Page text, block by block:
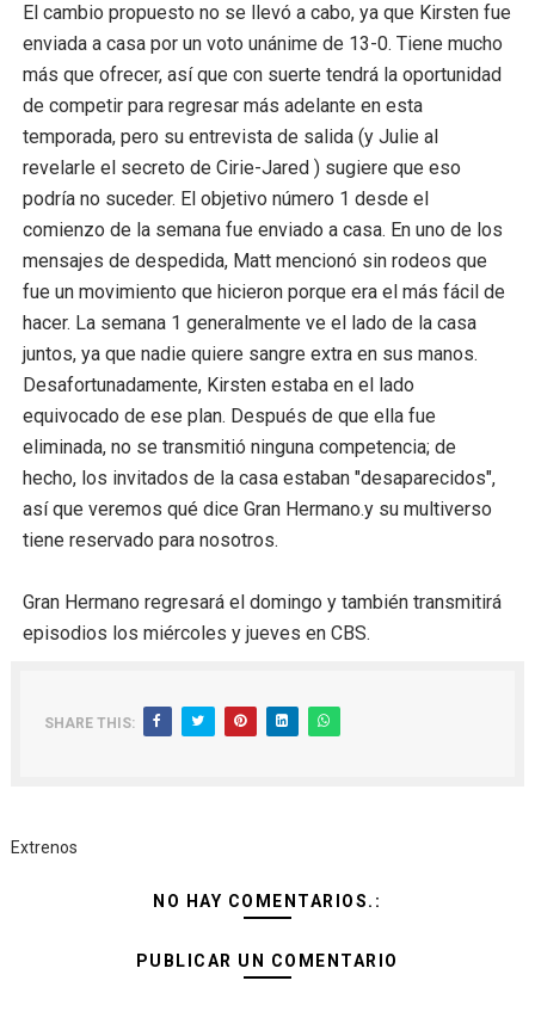
El cambio propuesto no se llevó a cabo, ya que Kirsten fue
enviada a casa por un voto unánime de 13-0. Tiene mucho
más que ofrecer, así que con suerte tendrá la oportunidad
de competir para regresar más adelante en esta
temporada, pero su entrevista de salida (y Julie al
revelarle el secreto de Cirie-Jared ) sugiere que eso
podría no suceder. El objetivo número 1 desde el
comienzo de la semana fue enviado a casa. En uno de los
mensajes de despedida, Matt mencionó sin rodeos que
fue un movimiento que hicieron porque era el más fácil de
hacer. La semana 1 generalmente ve el lado de la casa
juntos, ya que nadie quiere sangre extra en sus manos.
Desafortunadamente, Kirsten estaba en el lado
equivocado de ese plan. Después de que ella fue
eliminada, no se transmitió ninguna competencia; de
hecho, los invitados de la casa estaban "desaparecidos",
así que veremos qué dice Gran Hermano.y su multiverso
tiene reservado para nosotros.
Gran Hermano regresará el domingo y también transmitirá
episodios los miércoles y jueves en CBS.
SHARE THIS:
Extrenos
NO HAY COMENTARIOS.:
PUBLICAR UN COMENTARIO